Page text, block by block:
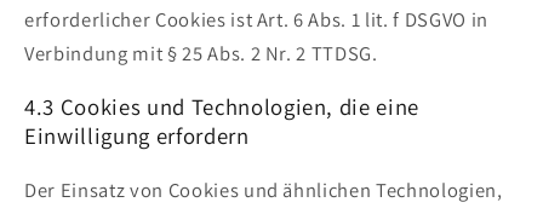
erforderlicher Cookies ist Art. 6 Abs. 1 lit. f DSGVO in
Verbindung mit § 25 Abs. 2 Nr. 2 TTDSG.
4.3 Cookies und Technologien, die eine
Einwilligung erfordern
Der Einsatz von Cookies und ähnlichen Technologien,